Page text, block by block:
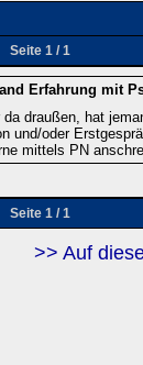
Seite 1 / 1
Erfahrung mit
da draußen, hat
und/oder
mittels PN
Seite 1 / 1
>> Auf